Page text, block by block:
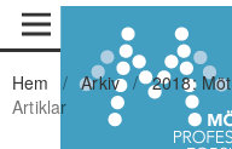
Hem / Arkiv / 2018:
Artiklar